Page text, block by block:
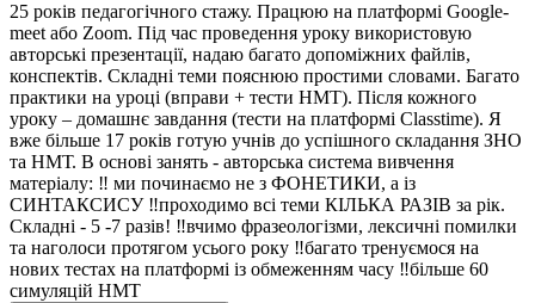
25 років педагогічного стажу. Працюю на платформі Google-
meet або Zoom. Під час проведення уроку використовую
авторські презентації, надаю багато допоміжних файлів,
конспектів. Складні теми пояснюю простими словами. Багато
практики на уроці (вправи + тести НМТ). Після кожного
уроку – домашнє завдання (тести на платформі Classtime). Я
вже більше 17 років готую учнів до успішного складання ЗНО
та НМТ. В основі занять - авторська система вивчення
матеріалу: ‼️ ми починаємо не з ФОНЕТИКИ, а із
СИНТАКСИСУ ‼️проходимо всі теми КІЛЬКА РАЗІВ за рік.
Складні - 5 -7 разів! ‼️вчимо фразеологізми, лексичні помилки
та наголоси протягом усього року ‼️багато тренуємося на
нових тестах на платформі із обмеженням часу ‼️більше 60
симуляцій НМТ